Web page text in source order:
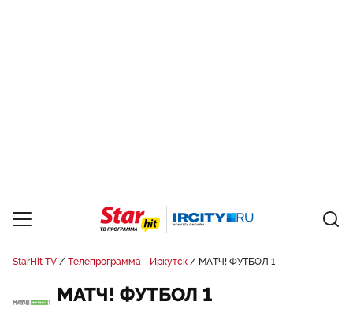
StarHit TV Телепрограмма - Иркутск МАТЧ! ФУТБОЛ 1
МАТЧ! ФУТБОЛ 1